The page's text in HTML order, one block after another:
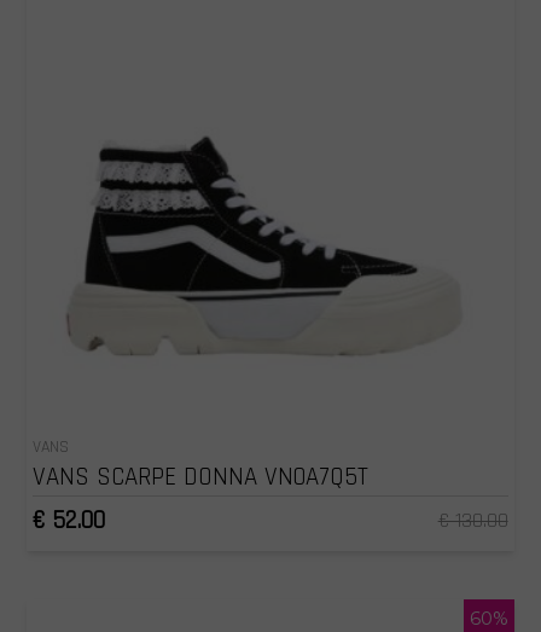
VANS
VANS SCARPE DONNA VN0A7Q5T
€ 52.00
€ 130.00
60%